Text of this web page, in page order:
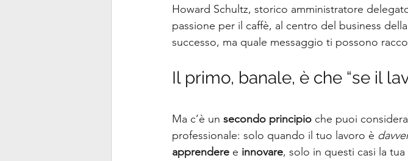
Howard Schultz, storico amministratore
passione per il caffè, al centro del business
successo, ma quale messaggio ti possono
Il primo, banale, è che “se il
Ma c’è un secondo principio che puoi
professionale: solo quando il tuo lavoro è
apprendere e innovare, solo in questi casi la